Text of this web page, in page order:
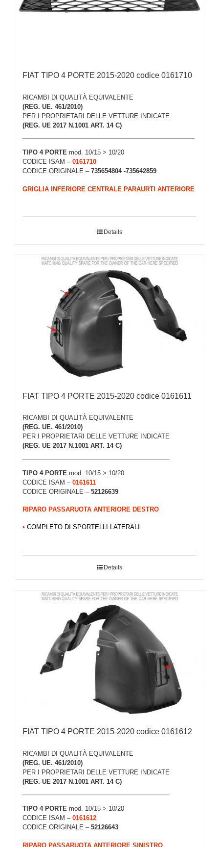
FIAT TIPO 4 PORTE 2015-2020 codice 0161710
RICAMBI DI QUALITÀ EQUIVALENTE
(REG. UE. 461/2010)
PER I PROPRIETARI DELLE VETTURE INDICATE
(REG. UE 2017 N.1001 ART. 14 C)
TIPO 4 PORTE mod. 10/15 > 10/20
CODICE ISAM – 0161710
CODICE ORIGINALE – 735654804 -735642859
GRIGLIA INFERIORE CENTRALE PARAURTI ANTERIORE
Details
FIAT TIPO 4 PORTE 2015-2020 codice 0161611
RICAMBI DI QUALITÀ EQUIVALENTE
(REG. UE. 461/2010)
PER I PROPRIETARI DELLE VETTURE INDICATE
(REG. UE 2017 N.1001 ART. 14 C)
TIPO 4 PORTE mod. 10/15 > 10/20
CODICE ISAM – 0161611
CODICE ORIGINALE – 52126639
RIPARO PASSARUOTA ANTERIORE DESTRO
• COMPLETO DI SPORTELLI LATERALI
Details
FIAT TIPO 4 PORTE 2015-2020 codice 0161612
RICAMBI DI QUALITÀ EQUIVALENTE
(REG. UE. 461/2010)
PER I PROPRIETARI DELLE VETTURE INDICATE
(REG. UE 2017 N.1001 ART. 14 C)
TIPO 4 PORTE mod. 10/15 > 10/20
CODICE ISAM – 0161612
CODICE ORIGINALE – 52126643
RIPARO PASSARUOTA ANTERIORE SINISTRO